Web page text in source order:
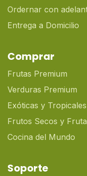
Ordernar con
Entrega a Domicilio
Comprar
Frutas Premium
Verduras Premium
Exóticas y Tropicales
Frutos Secos y
Cocina del Mundo
Soporte